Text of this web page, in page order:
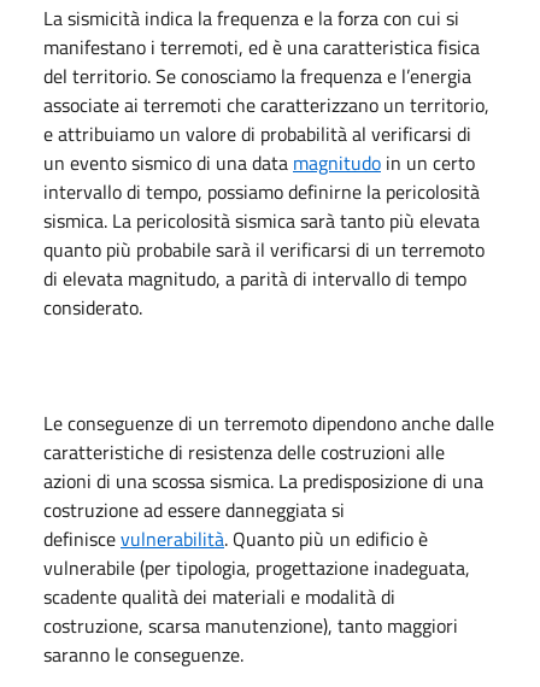
La sismicità indica la frequenza e la forza con cui si
manifestano i terremoti, ed è una caratteristica fisica
del territorio. Se conosciamo la frequenza e l’energia
associate ai terremoti che caratterizzano un territorio,
e attribuiamo un valore di probabilità al verificarsi di
un evento sismico di una data magnitudo in un certo
intervallo di tempo, possiamo definirne la pericolosità
sismica. La pericolosità sismica sarà tanto più elevata
quanto più probabile sarà il verificarsi di un terremoto
di elevata magnitudo, a parità di intervallo di tempo
considerato.
Le conseguenze di un terremoto dipendono anche dalle
caratteristiche di resistenza delle costruzioni alle
azioni di una scossa sismica. La predisposizione di una
costruzione ad essere danneggiata si
definiscevulnerabilità. Quanto più un edificio è
vulnerabile (per tipologia, progettazione inadeguata,
scadente qualità dei materiali e modalità di
costruzione, scarsa manutenzione), tanto maggiori
saranno le conseguenze.